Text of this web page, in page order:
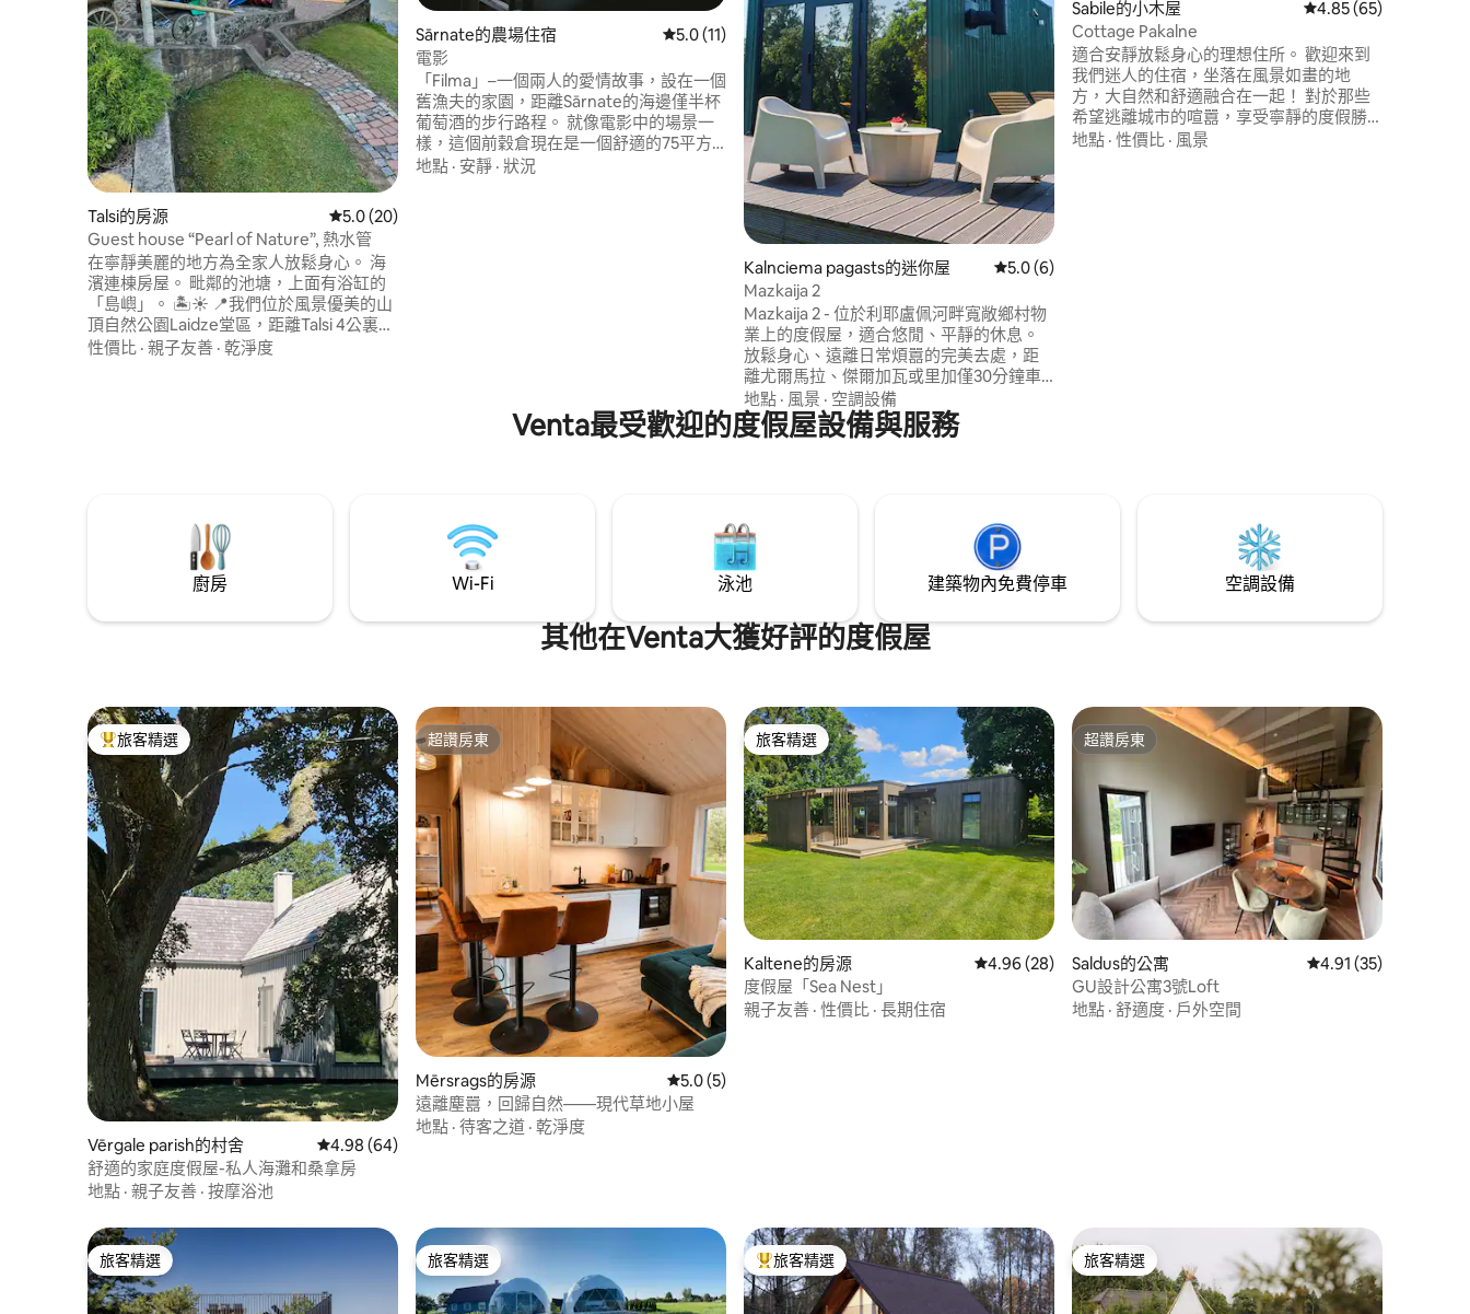
Talsi的房源 從 20 則評價中獲得 5.0 的平均評分（滿分 5 分）
5.0 (20)
Guest house “Pearl of Nature”, 熱水管
在寧靜美麗的地方為全家人放鬆身心。 海
濱連棟房屋。 毗鄰的池塘，上面有浴缸的
「島嶼」。 🏝️☀️ 📍我們位於風景優美的山
頂自然公園Laidze堂區，距離Talsi 4公裏。
距離我們200公尺處有一個
性價比 · 親子友善 · 乾淨度
Sārnate的農場住宿 從 11 則評價中獲得 5.0 的平均評分（滿分 5 分）
5.0 (11)
電影
「Filma」–一個兩人的愛情故事，設在一個
舊漁夫的家園，距離Sārnate的海邊僅半杯
葡萄酒的步行路程。 就像電影中的場景一
樣，這個前穀倉現在是一個舒適的75平方
公尺的隱居所：廚房裡有浴缸、一個夢想
地點 · 安靜 · 狀況
Kalnciema pagasts的迷你屋 從 6 則評價中獲得 5.0 的平均評分（滿分 5 分）
5.0 (6)
Mazkaija 2
Mazkaija 2 - 位於利耶盧佩河畔寬敞鄉村物
業上的度假屋，適合悠閒、平靜的休息。
放鬆身心、遠離日常煩囂的完美去處，距
離尤爾馬拉、傑爾加瓦或里加僅30分鐘車
程。 在 5 公頃的封閉區域內有 3 間房子。
每間小屋都有自己的獨立空間、燒烤區、
營火處和浮橋。 如需支付額外費用： 雙人
地點 · 風景 · 空調設備
Sabile的小木屋 從 65 則評價中獲得
4.85 (65)
Cottage Pakalne
適合安靜放鬆身心的理想住所。 歡迎來到
我們迷人的住宿，坐落在風景如畫的地
方，大自然和舒適融合在一起！ 對於那些
希望逃離城市的喧囂，享受寧靜的度假勝
地的人來說，這是一個理想的選擇。 我們
地點 · 性價比 · 風景
Venta最受歡迎的度假屋設備與服務
廚房 Wi-Fi 泳池 建築物內免費停車 空調設備
其他在Venta大獲好評的度假屋
旅客精選榜首
旅客精選
Vērgale parish的村舍 從 64 則評價中獲得 4.98 的平均評分（滿分 5 分）
4.98 (64)
舒適的家庭度假屋-私人海灘和桑拿房
地點 · 親子友善 · 按摩浴池
超讚房東
超讚房東
Mērsrags的房源 從 5 則評價中獲得 5.0 的平均評分（滿分 5 分）
5.0 (5)
遠離塵囂，回歸自然——現代草地小屋
地點 · 待客之道 · 乾淨度
旅客精選
旅客精選
Kaltene的房源 從 28 則評價中獲得 4.96 的平均評分（滿分 5 分）
4.96 (28)
度假屋「Sea Nest」
親子友善 · 性價比 · 長期住宿
超讚房東
超讚房東
Saldus的公寓 從 35 則評價中獲得
4.91 (35)
GU設計公寓3號Loft
地點 · 舒適度 · 戶外空間
旅客精選
旅客精選 旅客精選
旅客精選 旅客精選榜首
旅客精選 旅客精選
旅客精選